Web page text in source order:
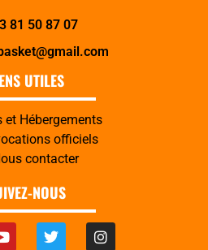
81 50 87 07
UTILES
et Hébergements
officiels
contacter
NOUS